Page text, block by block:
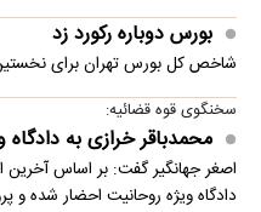
بورس دوباره رکورد زد
شاخص کل بورس تهران برای نخستین ‌بار وارد
سخنگوی قوه قضائیه:
محمدباقر خرازی به
اصغر جهانگیر گفت: بر اساس آخرین
دادگاه ویژه روحانیت احضار شده و